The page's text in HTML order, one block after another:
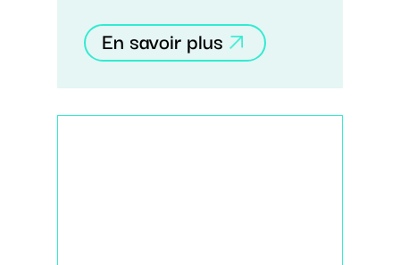
En savoir plus